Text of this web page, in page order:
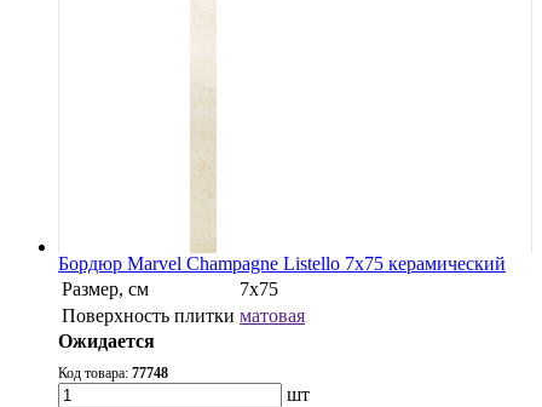
Бордюр Marvel Champagne Listello 7x75 керамический
Размер, см
7x75
Поверхность плитки матовая
Ожидается
Код товара: 77748
шт